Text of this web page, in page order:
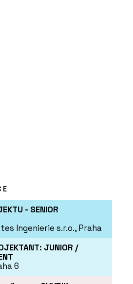
- SENIOR
Ingenierie s.r.o., Praha
JUNIOR /
6